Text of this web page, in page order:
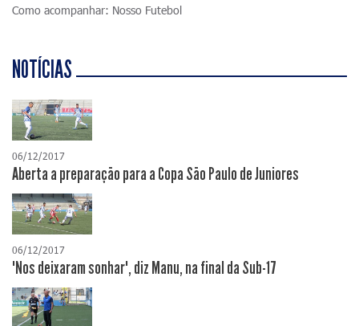
Como acompanhar: Nosso Futebol
NOTÍCIAS
06/12/2017
Aberta a preparação para a Copa São Paulo de Juniores
06/12/2017
"Nos deixaram sonhar", diz Manu, na final da Sub-17